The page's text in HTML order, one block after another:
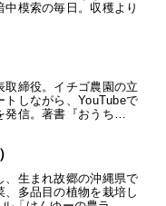
模索の毎日。収穫より
締役。イチゴ農園の立
トしながら、YouTubeで
発信。著書『おうち…
、生まれ故郷の沖縄県で
多品目の植物を栽培し